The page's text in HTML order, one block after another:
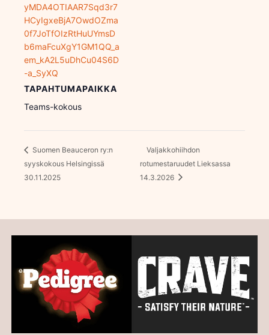
yMDA4OTIAAR7Sqd3r7
HCyIgxeBjA7OwdOZma
0f7JoTfOIzRtHuUYmsD
b6maFcuXgY1GM1QQ_a
em_kA2L5uDhCu04S6D
-a_SyXQ
TAPAHTUMAPAIKKA
Teams-kokous
Suomen Beauceron ry:n
syyskokous Helsingissä
30.11.2025
Valjakkohiihdon
rotumestaruudet Lieksassa
14.3.2026